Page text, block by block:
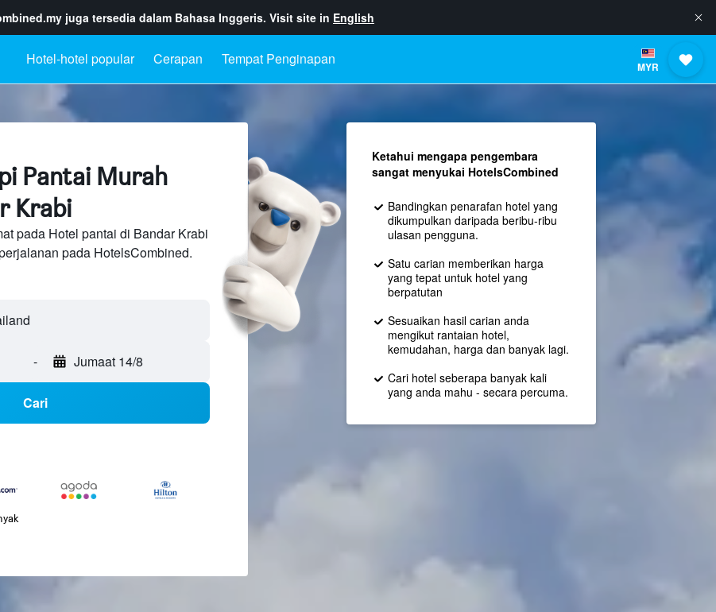
juga tersedia dalam Bahasa Inggeris. Visit site in English
Hotel-hotel popular Cerapan Tempat Penginapan MYR
Pantai Murah
Krabi
pada Hotel pantai di Bandar Krabi
pada HotelsCombined.
- Jumaat 14/8
Cari
Ketahui mengapa pengembara
sangat menyukai HotelsCombined
Bandingkan penarafan hotel yang
dikumpulkan daripada beribu-ribu
ulasan pengguna.
Satu carian memberikan harga
yang tepat untuk hotel yang
berpatutan
Sesuaikan hasil carian anda
mengikut rantaian hotel,
kemudahan, harga dan banyak lagi.
Cari hotel seberapa banyak kali
yang anda mahu - secara percuma.